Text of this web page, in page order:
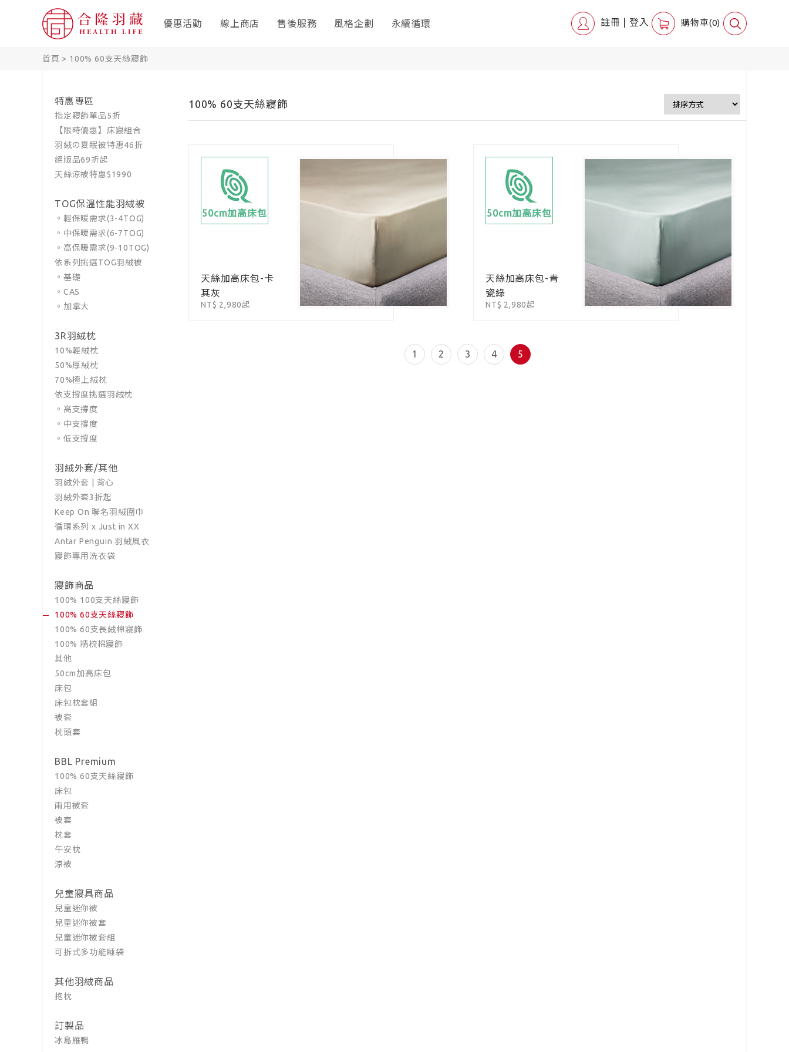
優惠活動 線上商店 售後服務 風格企劃 永續循環 註冊 登入 購物車(0)
首頁 > 100% 60支天絲寢飾
特惠專區
指定寢飾單品5折
【限時優惠】床寢組合
羽絨の夏眠被特惠46折
絕版品69折起
天絲涼被特惠$1990
TOG保溫性能羽絨被
。輕保暖需求(3-4TOG)
。中保暖需求(6-7TOG)
。高保暖需求(9-10TOG)
依系列挑選TOG羽絨被
。基礎
。CAS
。加拿大
3R羽絨枕
10%輕絨枕
50%厚絨枕
70%極上絨枕
依支撐度挑選羽絨枕
。高支撐度
。中支撐度
。低支撐度
羽絨外套/其他
羽絨外套 | 背心
羽絨外套3折起
Keep On 聯名羽絨圍巾
循環系列 x Just in XX
Antar Penguin 羽絨風衣
寢飾專用洗衣袋
寢飾商品
100% 100支天絲寢飾
100% 60支天絲寢飾
100% 60支長絨棉寢飾
100% 精梳棉寢飾
其他
50cm加高床包
床包
床包枕套組
被套
枕頭套
BBL Premium
100% 60支天絲寢飾
床包
兩用被套
被套
枕套
午安枕
涼被
兒童寢具商品
兒童迷你被
兒童迷你被套
兒童迷你被套組
可拆式多功能睡袋
其他羽絨商品
抱枕
訂製品
冰島雁鴨
100% 60支天絲寢飾
50cm加高床包
天絲加高床包-卡
其灰
NT$ 2,980起
50cm加高床包
天絲加高床包-青
瓷綠
NT$ 2,980起
1 2 3 4 5